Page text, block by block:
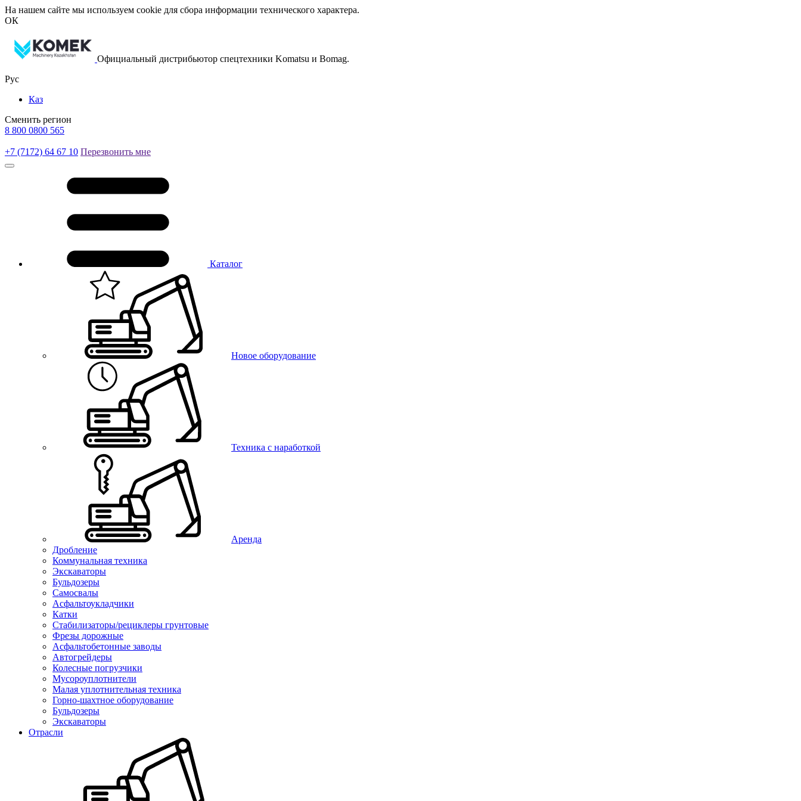
На нашем сайте мы используем cookie для сбора информации технического характера.
ОК
Официальный дистрибьютор спецтехники Komatsu и Bomag.
Рус
Каз
Сменить регион
8 800 0800 565
+7 (7172) 64 67 10 Перезвонить мне
Каталог
Новое оборудование
Техника с наработкой
Аренда
Дробление
Коммунальная техника
Экскаваторы
Бульдозеры
Самосвалы
Асфальтоукладчики
Катки
Стабилизаторы/рециклеры грунтовые
Фрезы дорожные
Асфальтобетонные заводы
Автогрейдеры
Колесные погрузчики
Мусороуплотнители
Малая уплотнительная техника
Горно-шахтное оборудование
Бульдозеры
Экскаваторы
Отрасли